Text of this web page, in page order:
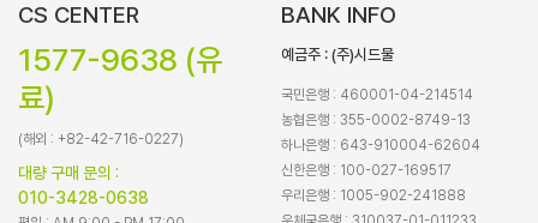
CS CENTER
1577-9638 (유
료)
(해외 : +82-42-716-0227)
대량 구매 문의 :
010-3428-0638
BANK INFO
예금주 : (주)시드물
국민은행 : 460001-04-214514
농협은행 : 355-0002-8749-13
하나은행 : 643-910004-62604
신한은행 : 100-027-169517
우리은행 : 1005-902-241888